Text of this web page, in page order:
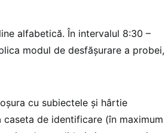
alfabetică. În intervalul 8:30 –
modul de desfăşurare a probei,
cu subiectele şi hârtie
de identificare (în maximum